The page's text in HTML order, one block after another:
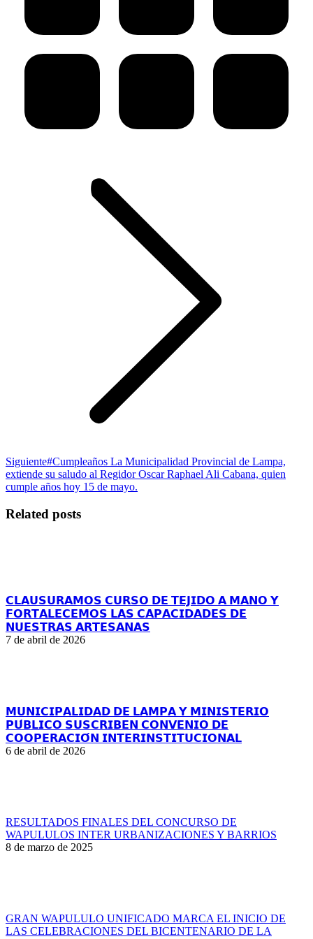
SiguientePublicación
siguiente:
#Cumpleaños La Municipalidad Provincial de Lampa,
extiende su saludo al Regidor Oscar Raphael Ali Cabana, quien
cumple años hoy 15 de mayo.
Related posts
𝗖𝗟𝗔𝗨𝗦𝗨𝗥𝗔𝗠𝗢𝗦 𝗖𝗨𝗥𝗦𝗢 𝗗𝗘 𝗧𝗘𝗝𝗜𝗗𝗢 𝗔 𝗠𝗔𝗡𝗢 𝗬
𝗙𝗢𝗥𝗧𝗔𝗟𝗘𝗖𝗘𝗠𝗢𝗦 𝗟𝗔𝗦 𝗖𝗔𝗣𝗔𝗖𝗜𝗗𝗔𝗗𝗘𝗦 𝗗𝗘
𝗡𝗨𝗘𝗦𝗧𝗥𝗔𝗦 𝗔𝗥𝗧𝗘𝗦𝗔𝗡𝗔𝗦
7 de abril de 2026
𝗠𝗨𝗡𝗜𝗖𝗜𝗣𝗔𝗟𝗜𝗗𝗔𝗗 𝗗𝗘 𝗟𝗔𝗠𝗣𝗔 𝗬 𝗠𝗜𝗡𝗜𝗦𝗧𝗘𝗥𝗜𝗢
𝗣𝗨́𝗕𝗟𝗜𝗖𝗢 𝗦𝗨𝗦𝗖𝗥𝗜𝗕𝗘𝗡 𝗖𝗢𝗡𝗩𝗘𝗡𝗜𝗢 𝗗𝗘
𝗖𝗢𝗢𝗣𝗘𝗥𝗔𝗖𝗜𝗢́𝗡 𝗜𝗡𝗧𝗘𝗥𝗜𝗡𝗦𝗧𝗜𝗧𝗨𝗖𝗜𝗢𝗡𝗔𝗟
6 de abril de 2026
RESULTADOS FINALES DEL CONCURSO DE
WAPULULOS INTER URBANIZACIONES Y BARRIOS
8 de marzo de 2025
GRAN WAPULULO UNIFICADO MARCA EL INICIO DE
LAS CELEBRACIONES DEL BICENTENARIO DE LA